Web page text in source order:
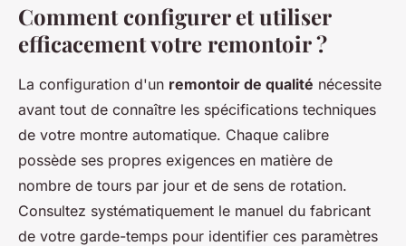
Comment configurer et utiliser
efficacement votre remontoir ?
La configuration d'un remontoir de qualité nécessite
avant tout de connaître les spécifications techniques
de votre montre automatique. Chaque calibre
possède ses propres exigences en matière de
nombre de tours par jour et de sens de rotation.
Consultez systématiquement le manuel du fabricant
de votre garde-temps pour identifier ces paramètres